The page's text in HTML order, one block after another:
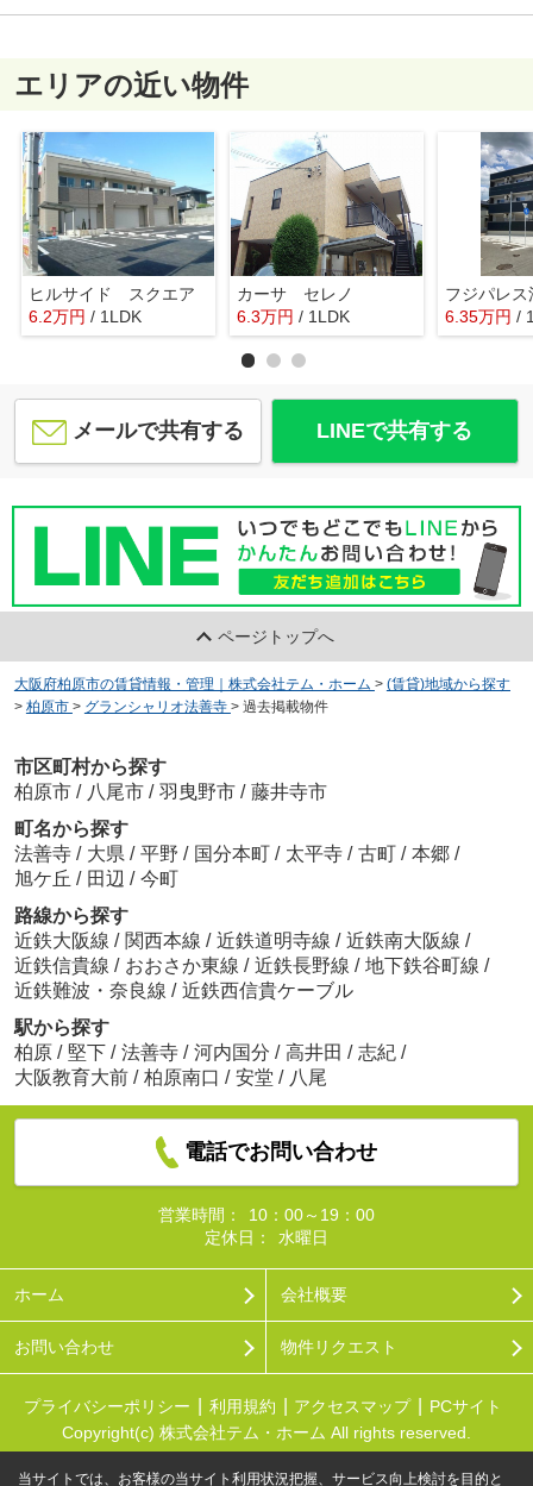
エリアの近い物件
ヒルサイド スクエア
6.2万円 / 1LDK
カーサ セレノ
6.3万円 / 1LDK
フジパレス
6.35万円 /
メールで共有する LINEで共有する
ページトップへ
大阪府柏原市の賃貸情報・管理｜株式会社テム・ホーム > (賃貸)地域から探す
> 柏原市 > グランシャリオ法善寺 > 過去掲載物件
市区町村から探す
柏原市 / 八尾市 / 羽曳野市 / 藤井寺市
町名から探す
法善寺 / 大県 / 平野 / 国分本町 / 太平寺 / 古町 / 本郷 /
旭ケ丘 / 田辺 / 今町
路線から探す
近鉄大阪線 / 関西本線 / 近鉄道明寺線 / 近鉄南大阪線 /
近鉄信貴線 / おおさか東線 / 近鉄長野線 / 地下鉄谷町線 /
近鉄難波・奈良線 / 近鉄西信貴ケーブル
駅から探す
柏原 / 堅下 / 法善寺 / 河内国分 / 高井田 / 志紀 /
大阪教育大前 / 柏原南口 / 安堂 / 八尾
電話でお問い合わせ
営業時間：
10：00～19：00
定休日：
水曜日
ホーム 会社概要
お問い合わせ 物件リクエスト
プライバシーポリシー 利用規約 アクセスマップ
PCサイト
Copyright(c) 株式会社テム・ホーム All rights reserved.
当サイトでは、お客様の当サイト利用状況把握、サービス向上検討を目的と